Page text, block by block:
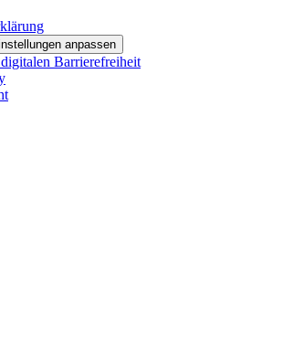
anpassen
Barrierefreiheit